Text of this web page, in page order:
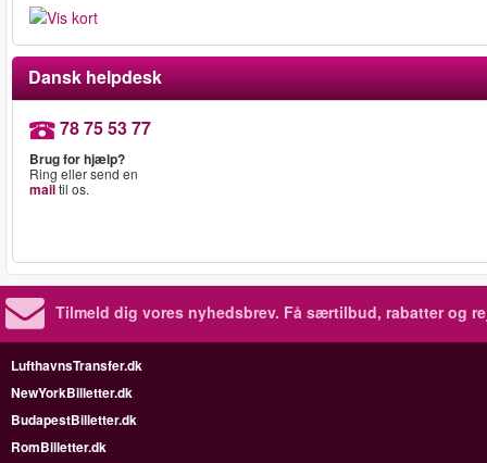
Dansk helpdesk
78 75 53 77
Brug for hjælp?
Ring eller send en
mailtil os.
Tilmeld dig vores nyhedsbrev. Få særtilbud, rabatter og
LufthavnsTransfer.dk
NewYorkBilletter.dk
BudapestBilletter.dk
RomBilletter.dk